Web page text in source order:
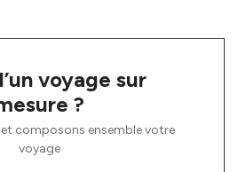
voyage sur
?
composons ensemble votre
voyage